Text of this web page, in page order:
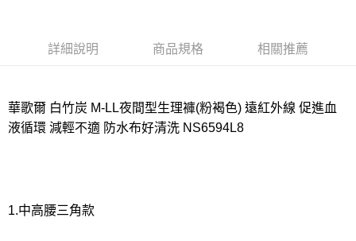
付款後門市自取
詳細說明 商品規格 相關推薦
華歌爾 白竹炭 M-LL夜間型生理褲(粉褐色) 遠紅外線 促進血
液循環 減輕不適 防水布好清洗 NS6594L8
1.中高腰三角款